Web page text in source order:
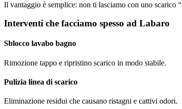
Il vantaggio è semplice: non ti lasciamo con uno scarico
Interventi che facciamo spesso ad Labaro
Sblocco lavabo bagno
Rimozione tappo e ripristino scarico in modo stabile.
Pulizia linea di scarico
Eliminazione residui che causano ristagni e cattivi odori.